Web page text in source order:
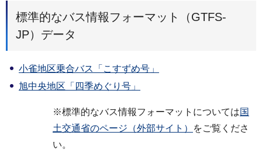
標準的なバス情報フォーマット（GTFS-
JP）データ
小雀地区乗合バス「こすずめ号」
旭中央地区「四季めぐり号」
※標準的なバス情報フォーマットについては国
土交通省のページ（外部サイト）
をご覧くださ
い。